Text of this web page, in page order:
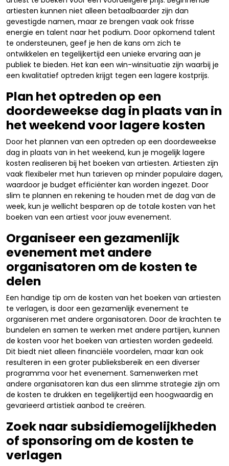
artiesten kunnen niet alleen betaalbaarder zijn dan
gevestigde namen, maar ze brengen vaak ook frisse
energie en talent naar het podium. Door opkomend talent
te ondersteunen, geef je hen de kans om zich te
ontwikkelen en tegelijkertijd een unieke ervaring aan je
publiek te bieden. Het kan een win-winsituatie zijn waarbij je
een kwalitatief optreden krijgt tegen een lagere kostprijs.
Plan het optreden op een
doordeweekse dag in plaats van in
het weekend voor lagere kosten
Door het plannen van een optreden op een doordeweekse
dag in plaats van in het weekend, kun je mogelijk lagere
kosten realiseren bij het boeken van artiesten. Artiesten zijn
vaak flexibeler met hun tarieven op minder populaire dagen,
waardoor je budget efficiënter kan worden ingezet. Door
slim te plannen en rekening te houden met de dag van de
week, kun je wellicht besparen op de totale kosten van het
boeken van een artiest voor jouw evenement.
Organiseer een gezamenlijk
evenement met andere
organisatoren om de kosten te
delen
Een handige tip om de kosten van het boeken van artiesten
te verlagen, is door een gezamenlijk evenement te
organiseren met andere organisatoren. Door de krachten te
bundelen en samen te werken met andere partijen, kunnen
de kosten voor het boeken van artiesten worden gedeeld.
Dit biedt niet alleen financiële voordelen, maar kan ook
resulteren in een groter publieksbereik en een diverser
programma voor het evenement. Samenwerken met
andere organisatoren kan dus een slimme strategie zijn om
de kosten te drukken en tegelijkertijd een hoogwaardig en
gevarieerd artistiek aanbod te creëren.
Zoek naar subsidiemogelijkheden
of sponsoring om de kosten te
verlagen